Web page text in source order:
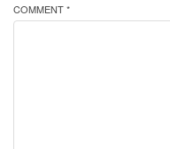
COMMENT *